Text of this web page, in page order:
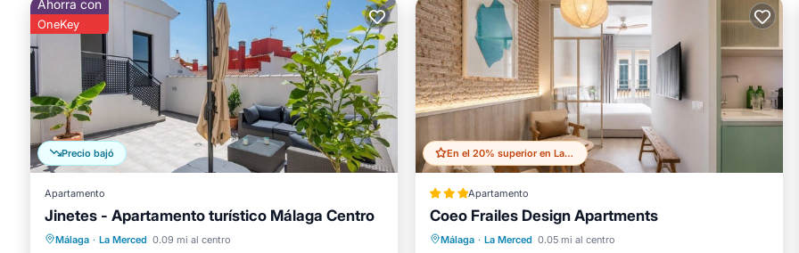
Precio bajó
Ahorra con
OneKey
Apartamento
Jinetes - Apartamento turístico Málaga Centro
Málaga · La Merced 0.09 mi al centro
Aparcamiento
Piscina
En el 20% superior en La Merced
Apartamento
Coeo Frailes Design Apartments
Málaga · La Merced 0.05 mi al centro
Desayuno
Aire acondicionado